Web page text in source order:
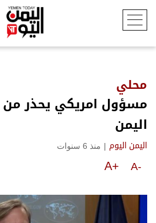
محلي
مسؤول امريكي يحذر
اليمن
اليمن اليوم | منذ 6 سنوات
A-
A+